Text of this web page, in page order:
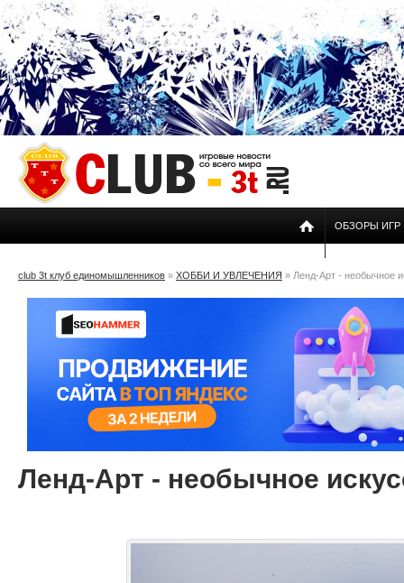
ОБЗОРЫ ИГР
club 3t клуб единомышленников » ХОББИ И УВЛЕЧЕНИЯ » Ленд-Арт - необычное
Ленд-Арт - необычное